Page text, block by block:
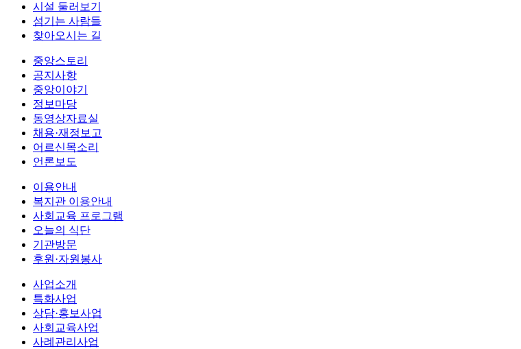
시설 둘러보기
섬기는 사람들
찾아오시는 길
중앙스토리
공지사항
중앙이야기
정보마당
동영상자료실
채용·재정보고
어르신목소리
언론보도
이용안내
복지관 이용안내
사회교육 프로그램
오늘의 식단
기관방문
후원·자원봉사
사업소개
특화사업
상담·홍보사업
사회교육사업
사례관리사업